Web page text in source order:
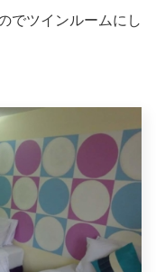
でツインルームにし